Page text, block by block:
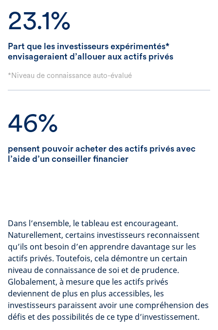
23.1%
Part que les investisseurs expérimentés*
envisageraient d’allouer aux actifs privés
*Niveau de connaissance auto-évalué
46%
pensent pouvoir acheter des actifs privés avec
l’aide d’un conseiller financier
Dans l’ensemble, le tableau est encourageant.
Naturellement, certains investisseurs reconnaissent
qu’ils ont besoin d’en apprendre davantage sur les
actifs privés. Toutefois, cela démontre un certain
niveau de connaissance de soi et de prudence.
Globalement, à mesure que les actifs privés
deviennent de plus en plus accessibles, les
investisseurs paraissent avoir une compréhension des
défis et des possibilités de ce type d’investissement.